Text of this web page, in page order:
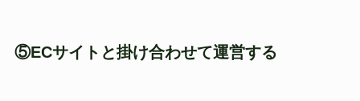
⑤ECサイトと掛け合わせて運営する